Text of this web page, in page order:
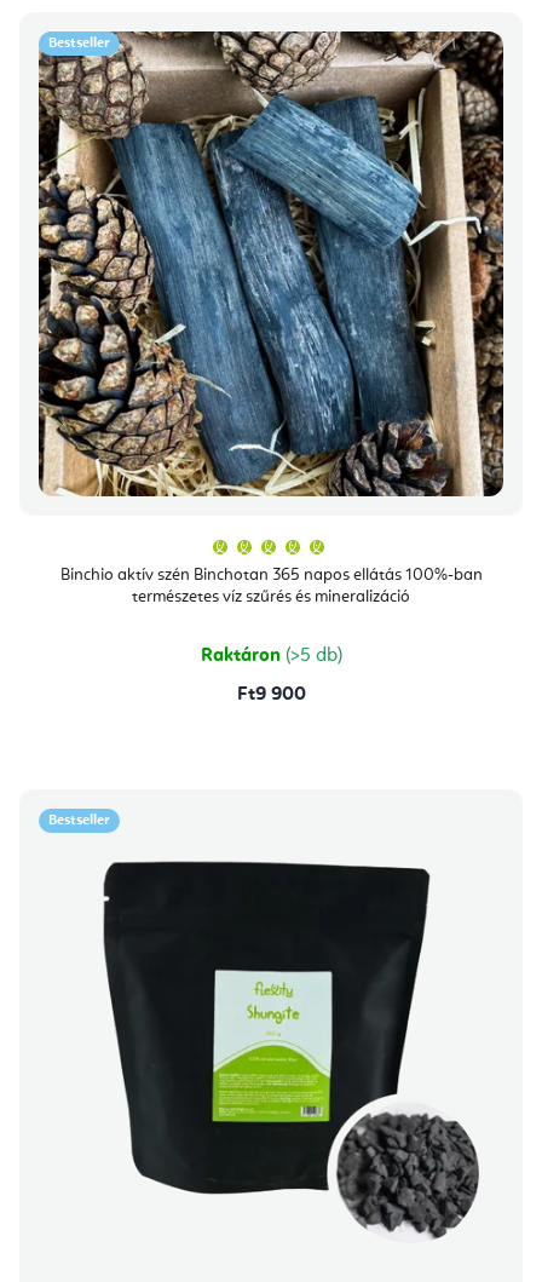
Bestseller
Binchio aktív szén Binchotan 365 napos ellátás 100%-ban
természetes víz szűrés és mineralizáció
átlagos
értékelése
5-
csillag.
Raktáron (>5 db)
Ft9 900
Bestseller